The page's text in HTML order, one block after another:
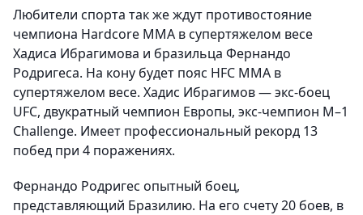
Любители спорта так же ждут противостояние
чемпиона Hardcore MMA в супертяжелом весе
Хадиса Ибрагимова и бразильца Фернандо
Родригеса. На кону будет пояс HFC MMA в
супертяжелом весе. Хадис Ибрагимов — экс-боец
UFC, двукратный чемпион Европы, экс-чемпион М–1
Challenge. Имеет профессиональный рекорд 13
побед при 4 поражениях.
Фернандо Родригес опытный боец,
представляющий Бразилию. На его счету 20 боев, в